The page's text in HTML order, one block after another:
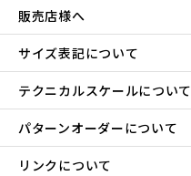
販売店様へ
サイズ表記について
テクニカルスケールについて
パターンオーダーについて
リンクについて